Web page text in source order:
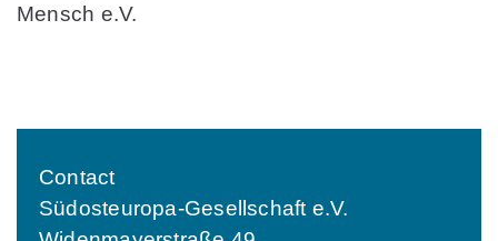
Mensch e.V.
Contact
Südosteuropa-Gesellschaft e.V.